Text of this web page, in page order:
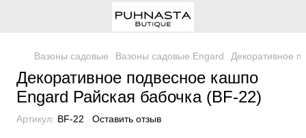
Вазоны садовые Вазоны садовые Engard Декоративное
Декоративное подвесное кашпо
Engard Райская бабочка (BF-22)
Артикул: BF-22 Оставить отзыв